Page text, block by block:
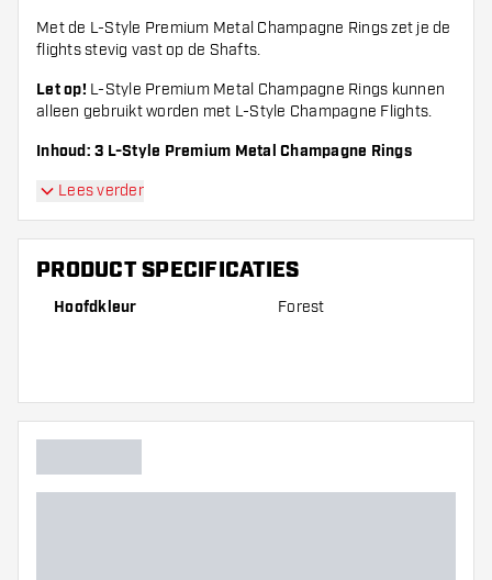
Met de L-Style Premium Metal Champagne Rings zet je de
flights stevig vast op de Shafts.
Let op! L-Style Premium Metal Champagne Rings kunnen
alleen gebruikt worden met L-Style Champagne Flights.
Inhoud: 3 L-Style Premium Metal Champagne Rings
Lees verder
PRODUCT SPECIFICATIES
Hoofdkleur Forest